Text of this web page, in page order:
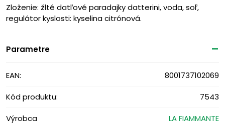
Zloženie: žlté datľové paradajky datterini, voda, soľ,
regulátor kyslosti: kyselina citrónová.
Parametre
EAN: 8001737102069
Kód produktu: 7543
Výrobca LA FIAMMANTE